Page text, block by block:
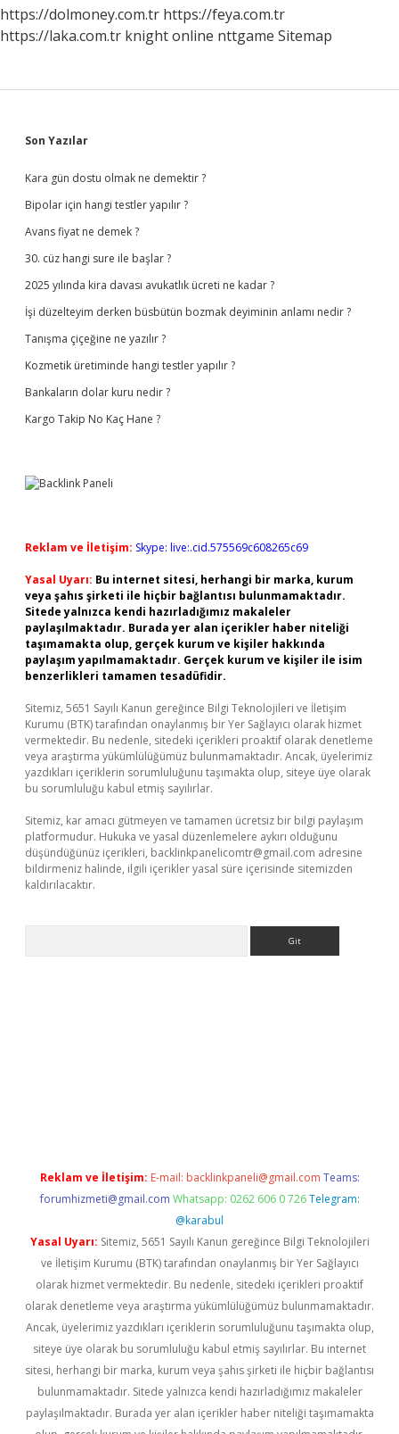
https://dolmoney.com.tr https://feya.com.tr
https://laka.com.tr knight online nttgame Sitemap
Sidebar
Son Yazılar
Kara gün dostu olmak ne demektir ?
Bipolar için hangi testler yapılır ?
Avans fiyat ne demek ?
30. cüz hangi sure ile başlar ?
2025 yılında kira davası avukatlık ücreti ne kadar ?
İşi düzelteyim derken büsbütün bozmak deyiminin anlamı nedir ?
Tanışma çiçeğine ne yazılır ?
Kozmetik üretiminde hangi testler yapılır ?
Bankaların dolar kuru nedir ?
Kargo Takip No Kaç Hane ?
Reklam ve İletişim: Skype: live:.cid.575569c608265c69
Yasal Uyarı: Bu internet sitesi, herhangi bir marka, kurum
veya şahıs şirketi ile hiçbir bağlantısı bulunmamaktadır.
Sitede yalnızca kendi hazırladığımız makaleler
paylaşılmaktadır. Burada yer alan içerikler haber niteliği
taşımamakta olup, gerçek kurum ve kişiler hakkında
paylaşım yapılmamaktadır. Gerçek kurum ve kişiler ile isim
benzerlikleri tamamen tesadüfidir.
Sitemiz, 5651 Sayılı Kanun gereğince Bilgi Teknolojileri ve İletişim
Kurumu (BTK) tarafından onaylanmış bir Yer Sağlayıcı olarak hizmet
vermektedir. Bu nedenle, sitedeki içerikleri proaktif olarak denetleme
veya araştırma yükümlülüğümüz bulunmamaktadır. Ancak, üyelerimiz
yazdıkları içeriklerin sorumluluğunu taşımakta olup, siteye üye olarak
bu sorumluluğu kabul etmiş sayılırlar.
Sitemiz, kar amacı gütmeyen ve tamamen ücretsiz bir bilgi paylaşım
platformudur. Hukuka ve yasal düzenlemelere aykırı olduğunu
düşündüğünüz içerikleri, backlinkpanelicomtr@gmail.com adresine
bildirmeniz halinde, ilgili içerikler yasal süre içerisinde sitemizden
kaldırılacaktır.
Reklam ve İletişim: E-mail: backlinkpaneli@gmail.com Teams:
forumhizmeti@gmail.com Whatsapp: 0262 606 0 726 Telegram:
@karabul
Yasal Uyarı: Sitemiz, 5651 Sayılı Kanun gereğince Bilgi Teknolojileri
ve İletişim Kurumu (BTK) tarafından onaylanmış bir Yer Sağlayıcı
olarak hizmet vermektedir. Bu nedenle, sitedeki içerikleri proaktif
olarak denetleme veya araştırma yükümlülüğümüz bulunmamaktadır.
Ancak, üyelerimiz yazdıkları içeriklerin sorumluluğunu taşımakta olup,
siteye üye olarak bu sorumluluğu kabul etmiş sayılırlar. Bu internet
sitesi, herhangi bir marka, kurum veya şahıs şirketi ile hiçbir bağlantısı
bulunmamaktadır. Sitede yalnızca kendi hazırladığımız makaleler
paylaşılmaktadır. Burada yer alan içerikler haber niteliği taşımamakta